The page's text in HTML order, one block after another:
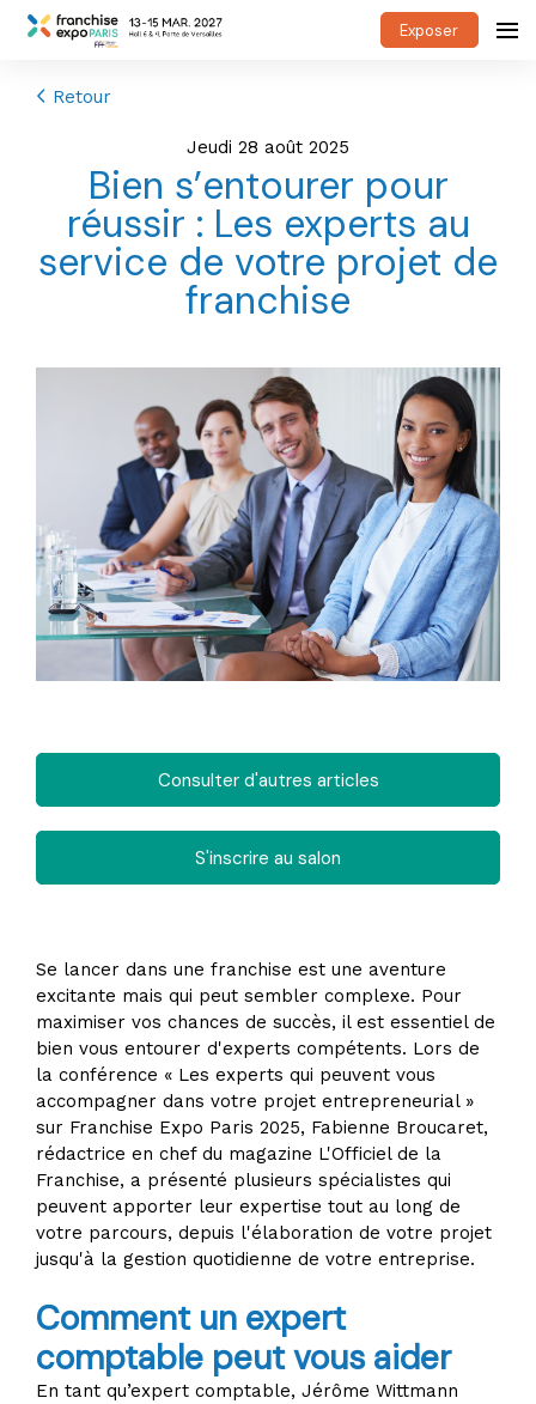
Exposer
Retour
jeudi 28 août 2025
Bien s’entourer pour
réussir : Les experts au
service de votre projet de
franchise
Consulter d'autres articles
S'inscrire au salon
Se lancer dans une franchise est une aventure
excitante mais qui peut sembler complexe. Pour
maximiser vos chances de succès, il est essentiel de
bien vous entourer d'experts compétents. Lors de
la conférence « Les experts qui peuvent vous
accompagner dans votre projet entrepreneurial »
sur Franchise Expo Paris 2025, Fabienne Broucaret,
rédactrice en chef du magazine L'Officiel de la
Franchise, a présenté plusieurs spécialistes qui
peuvent apporter leur expertise tout au long de
votre parcours, depuis l'élaboration de votre projet
jusqu'à la gestion quotidienne de votre entreprise.
Comment un expert
comptable peut vous aider
En tant qu’expert comptable, Jérôme Wittmann